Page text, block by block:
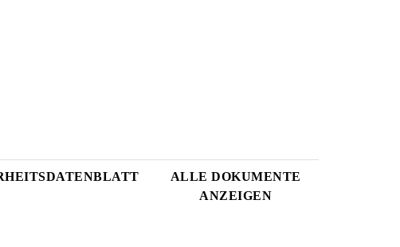
ALLE DOKUMENTE
ANZEIGEN